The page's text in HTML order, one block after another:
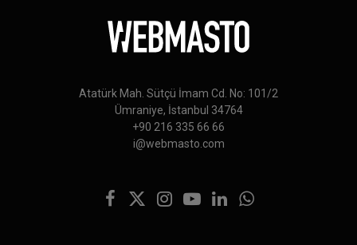
Atatürk Mah. Sütçü İmam Cd. No: 101/2
Ümraniye, İstanbul 34764
+90 216 335 66 66
i@webmasto.com
Facebook
X
Instagram
YouTubeLinkedInWhatsApp